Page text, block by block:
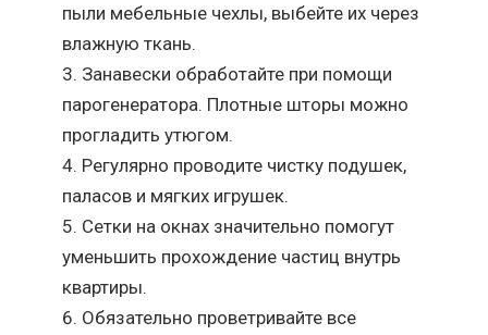
пыли мебельные чехлы, выбейте их через
влажную ткань.
Занавески обработайте при помощи
парогенератора. Плотные шторы можно
прогладить утюгом.
Регулярно проводите чистку подушек,
паласов и мягких игрушек.
Сетки на окнах значительно помогут
уменьшить прохождение частиц внутрь
квартиры.
Обязательно проветривайте все